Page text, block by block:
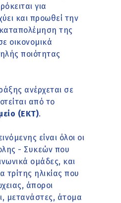
για
και προωθεί την
της
οικονομικά
ποιότητας
ανέρχεται σε
από το
(ΕΚΤ).
είναι όλοι οι
- Συκεών που
ομάδες, και
ηλικίας που
άποροι
μετανάστες, άτομα